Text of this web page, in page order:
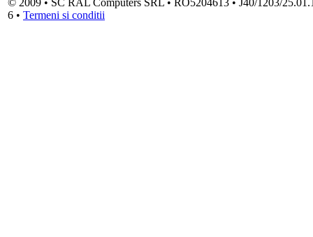
© 2009 • SC RAL Computers SRL • RO5204613 • J40/1203/
6 • Termeni si conditii